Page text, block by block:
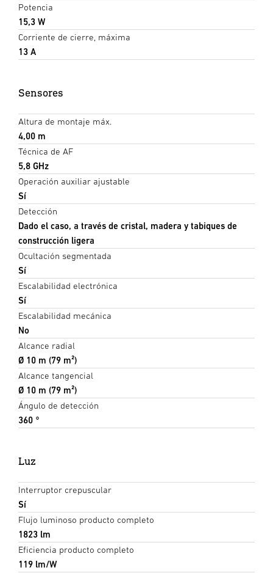
Potencia
15,3 W
Corriente de cierre, máxima
13 A
Sensores
Altura de montaje máx.
4,00 m
Técnica de AF
5,8 GHz
Operación auxiliar ajustable
Sí
Detección
Dado el caso, a través de cristal, madera y tabiques de
construcción ligera
Ocultación segmentada
Sí
Escalabilidad electrónica
Sí
Escalabilidad mecánica
No
Alcance radial
Ø 10 m (79 m²)
Alcance tangencial
Ø 10 m (79 m²)
Ángulo de detección
360 °
Luz
Interruptor crepuscular
Sí
Flujo luminoso producto completo
1823 lm
Eficiencia producto completo
119 lm/W